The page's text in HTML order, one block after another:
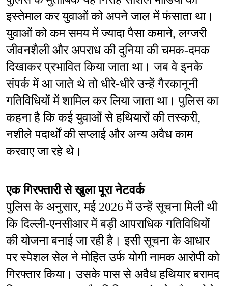
इस्तेमाल कर युवाओं को अपने जाल में फंसाता था।
युवाओं को कम समय में ज्यादा पैसा कमाने, लग्जरी
जीवनशैली और अपराध की दुनिया की चमक-दमक
दिखाकर प्रभावित किया जाता था। जब वे इनके
संपर्क में आ जाते थे तो धीरे-धीरे उन्हें गैरकानूनी
गतिविधियों में शामिल कर लिया जाता था। पुलिस का
कहना है कि कई युवाओं से हथियारों की तस्करी,
नशीले पदार्थों की सप्लाई और अन्य अवैध काम
करवाए जा रहे थे।
एक गिरफ्तारी से खुला पूरा नेटवर्क
पुलिस के अनुसार, मई 2026 में उन्हें सूचना मिली थी
कि दिल्ली-एनसीआर में बड़ी आपराधिक गतिविधियों
की योजना बनाई जा रही है। इसी सूचना के आधार
पर स्पेशल सेल ने मोहित उर्फ योगी नामक आरोपी को
गिरफ्तार किया। उसके पास से अवैध हथियार बरामद